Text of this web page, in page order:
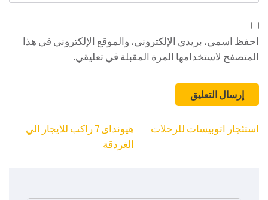
احفظ اسمي، بريدي الإلكتروني، والموقع الإلكتروني في هذا
المتصفح لاستخدامها المرة المقبلة في تعليقي.
تصفّح
هيونداى 7 راكب للايجار الي
الغردقة
استئجار اتوبيسات للرحلات